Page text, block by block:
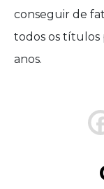
conseguir de
todos os títulos
anos.